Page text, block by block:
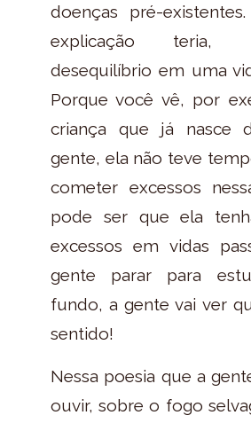
doenças pré-
explicação teria,
desequilíbrio em uma
Porque você vê, por
criança que já nasce
gente, ela não teve
cometer excessos
pode ser que ela
excessos em vidas
gente parar para
fundo, a gente vai ver
sentido!
Nessa poesia que a
ouvir, sobre o fogo